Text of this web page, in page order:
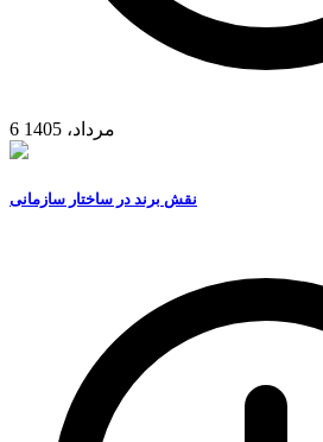
6 مرداد، 1405
نقش برند در ساختار سازمانی